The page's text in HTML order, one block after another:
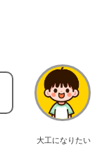
大工になりたい